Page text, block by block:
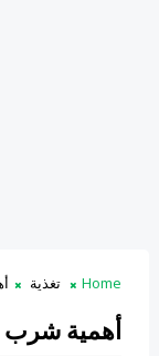
Home تغذية
أهمية شرب